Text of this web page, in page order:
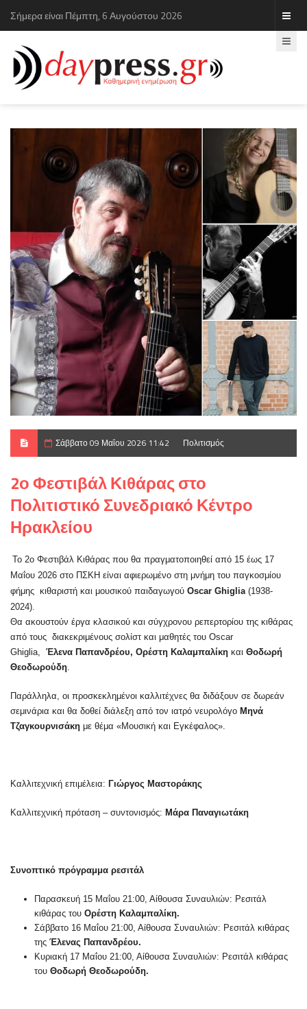
Σήμερα είναι Πέμπτη, 6 Αυγούστου 2026
Σάββατο 09 Μαΐου 2026 11:42 Πολιτισμός
2ο Φεστιβάλ Κιθάρας στο
Πολιτιστικό Συνεδριακό Κέντρο
Ηρακλείου
Το 2ο Φεστιβάλ Κιθάρας που θα πραγματοποιηθεί από 15 έως 17
Μαΐου 2026 στο ΠΣΚΗ είναι αφιερωμένο στη μνήμη του παγκοσμίου
φήμης κιθαριστή και μουσικού παιδαγωγού Oscar Ghiglia (1938-
2024).
Θα ακουστούν έργα κλασικού και σύγχρονου ρεπερτορίου της κιθάρας
από τους διακεκριμένους σολίστ και μαθητές του Oscar
Ghiglia, Έλενα Παπανδρέου, Ορέστη Καλαμπαλίκη και Θοδωρή
Θεοδωρούδη.
Παράλληλα, οι προσκεκλημένοι καλλιτέχνες θα διδάξουν σε δωρεάν
σεμινάρια και θα δοθεί διάλεξη από τον ιατρό νευρολόγο Μηνά
Τζαγκουρνισάκη με θέμα «Μουσική και Εγκέφαλος».
Καλλιτεχνική επιμέλεια: Γιώργος Μαστοράκης
Καλλιτεχνική πρόταση – συντονισμός: Μάρα Παναγιωτάκη
Συνοπτικό πρόγραμμα ρεσιτάλ
Παρασκευή 15 Μαΐου 21:00, Αίθουσα Συναυλιών: Ρεσιτάλ
κιθάρας του Ορέστη Καλαμπαλίκη.
Σάββατο 16 Μαΐου 21:00, Αίθουσα Συναυλιών: Ρεσιτάλ κιθάρας
της Έλενας Παπανδρέου.
Κυριακή 17 Μαΐου 21:00, Αίθουσα Συναυλιών: Ρεσιτάλ κιθάρας
του Θοδωρή Θεοδωρούδη.